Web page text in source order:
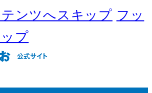
ンツへスキップ フッ
プ